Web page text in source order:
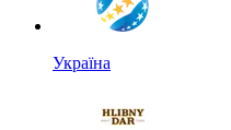
Україна